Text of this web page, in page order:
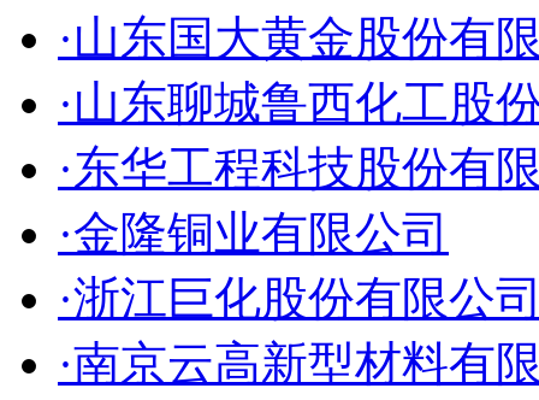
·山东国大黄金股份有
·山东聊城鲁西化工股
·东华工程科技股份有
·金隆铜业有限公司
·浙江巨化股份有限公
·南京云高新型材料有